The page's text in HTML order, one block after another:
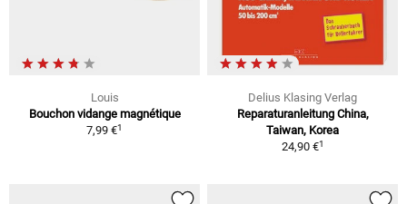
Louis
Bouchon vidange magnétique
7,99 €1
Delius Klasing Verlag
Reparaturanleitung China,
Taiwan, Korea
24,90 €1